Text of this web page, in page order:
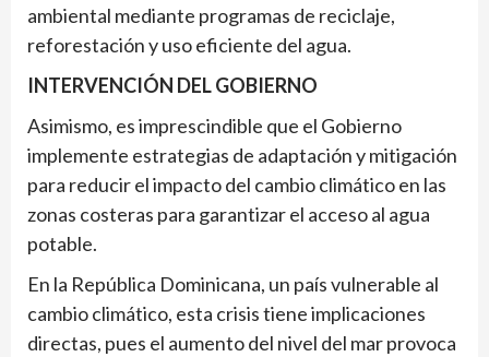
ambiental mediante programas de reciclaje,
reforestación y uso eficiente del agua.
INTERVENCIÓN DEL GOBIERNO
Asimismo, es imprescindible que el Gobierno
implemente estrategias de adaptación y mitigación
para reducir el impacto del cambio climático en las
zonas costeras para garantizar el acceso al agua
potable.
En la República Dominicana, un país vulnerable al
cambio climático, esta crisis tiene implicaciones
directas, pues el aumento del nivel del mar provoca